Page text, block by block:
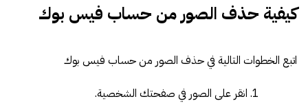
كيفية حذف الصور من حساب فيس بوك
اتبع الخطوات التالية في حذف الصور من حساب فيس بوك
انقر على الصور في صفحتك الشخصية.